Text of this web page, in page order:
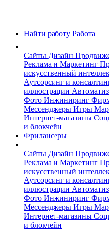
Найти работу Работа
Сайты Дизайн
Реклама и Маркетинг
искусственный
Аутсорсинг и
иллюстрации
Фото Инжиниринг
Мессенджеры Игры
Интернет-магазины
и блокчейн
Фрилансеры
Сайты Дизайн
Реклама и Маркетинг
искусственный
Аутсорсинг и
иллюстрации
Фото Инжиниринг
Мессенджеры Игры
Интернет-магазины
и блокчейн